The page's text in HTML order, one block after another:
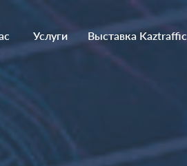
Услуги Выставка Kaztraffic